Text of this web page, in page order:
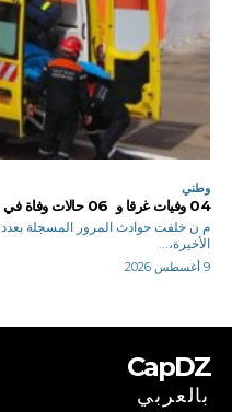
وطني
04 وفيات غرقا و 06 حالات وفاة في حوادث مرور خلال يوم
الأخيرة،...
9 أغسطس 2026
CapDZ
بالعربي